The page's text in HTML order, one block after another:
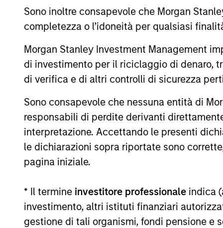
Sono inoltre consapevole che Morgan
completezza o l’idoneità per qualsiasi
Morgan Stanley Investment Management
di investimento per il riciclaggio di denaro,
di verifica e di altri controlli di sicurezza
Sono consapevole che nessuna entità di
responsabili di perdite derivanti
interpretazione. Accettando le presenti
le dichiarazioni sopra riportate sono
pagina iniziale.
* Il termine investitore professionale indica
investimento, altri istituti finanziari
gestione di tali organismi, fondi pensione e
Ginevra. L’agente pagatore in Svizzera è Banque
Se la società di gestione del Comparto in questione
lo farà nel rispetto delle norme OICVM.
Per i termini e le definizioni riguardanti il comparto si
Tutti i dati di performance sono calcolati in base al
rimborso delle azioni. La fonte di tutti i dati relativi alle
Il valore degli investimenti e i proventi da essi derivanti
recuperare l'importo investito.
I dati di performance per i comparti con track record
inizio anno non sono annualizzati. Le performance di
obiettivi d’investimento, i rischi, le commissioni e le
Il ricorso alla leva aumenta i rischi: una variazione
Alcuni documenti disponibili in questo sito possono
in tutte le giurisdizioni e che i comparti non sono